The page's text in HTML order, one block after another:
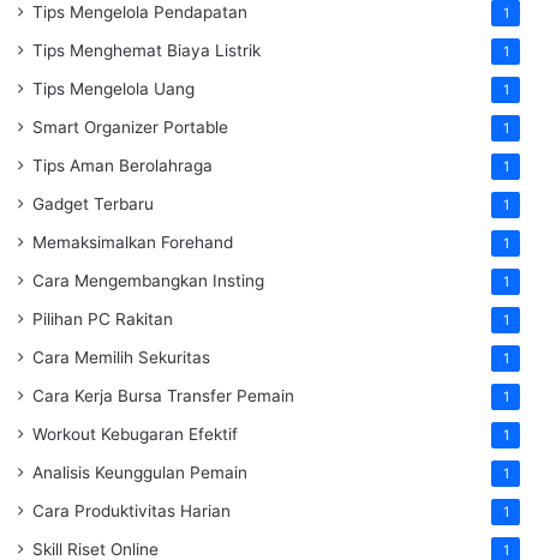
Tips Mengelola Pendapatan 1
Tips Menghemat Biaya Listrik 1
Tips Mengelola Uang 1
Smart Organizer Portable 1
Tips Aman Berolahraga 1
Gadget Terbaru 1
Memaksimalkan Forehand 1
Cara Mengembangkan Insting 1
Pilihan PC Rakitan 1
Cara Memilih Sekuritas 1
Cara Kerja Bursa Transfer Pemain 1
Workout Kebugaran Efektif 1
Analisis Keunggulan Pemain 1
Cara Produktivitas Harian 1
Skill Riset Online 1